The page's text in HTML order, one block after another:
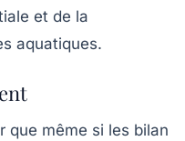
et de la
aquatiques.
que même si les bilan